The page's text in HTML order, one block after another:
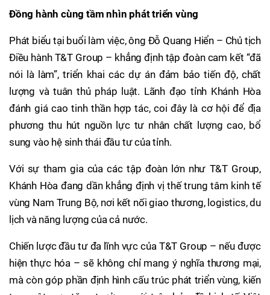
Đồng hành cùng tầm nhìn phát triển vùng
Phát biểu tại buổi làm việc, ông Đỗ Quang Hiển – Chủ tịch
Điều hành T&T Group – khẳng định tập đoàn cam kết “đã
nói là làm”, triển khai các dự án đảm bảo tiến độ, chất
lượng và tuân thủ pháp luật. Lãnh đạo tỉnh Khánh Hòa
đánh giá cao tinh thần hợp tác, coi đây là cơ hội để địa
phương thu hút nguồn lực tư nhân chất lượng cao, bổ
sung vào hệ sinh thái đầu tư của tỉnh.
Với sự tham gia của các tập đoàn lớn như T&T Group,
Khánh Hòa đang dần khẳng định vị thế trung tâm kinh tế
vùng Nam Trung Bộ, nơi kết nối giao thương, logistics, du
lịch và năng lượng của cả nước.
Chiến lược đầu tư đa lĩnh vực của T&T Group – nếu được
hiện thực hóa – sẽ không chỉ mang ý nghĩa thương mại,
mà còn góp phần định hình cấu trúc phát triển vùng, kiến